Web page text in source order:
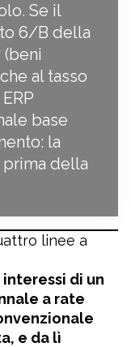
Se il
6/B della
al tasso
base
la
prima della
linee a
di un
a rate
e da lì